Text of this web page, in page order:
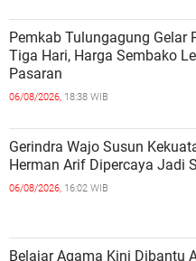
Pemkab Tulungagung Gelar
Tiga Hari, Harga Sembako
Pasaran
06/08/2026, 18:38 WIB
Gerindra Wajo Susun
Herman Arif Dipercaya Jadi
06/08/2026, 16:02 WIB
Belajar Agama Kini Dibantu